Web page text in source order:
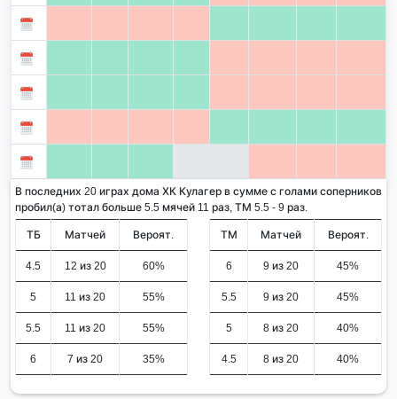
В последних 20 играх дома ХК Кулагер в сумме с голами соперников
пробил(а) тотал больше 5.5 мячей 11 раз, ТМ 5.5 - 9 раз.
ТБ Матчей Вероят.
4.5 12 из 20 60%
5 11 из 20 55%
5.5 11 из 20 55%
6 7 из 20 35%
ТМ Матчей Вероят.
6 9 из 20 45%
5.5 9 из 20 45%
5 8 из 20 40%
4.5 8 из 20 40%